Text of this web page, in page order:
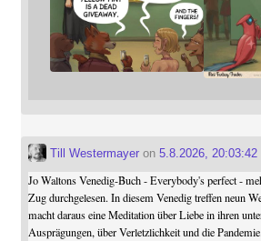
Till Westermayeron 5.8.2026, 20:03:42
Jo Waltons Venedig-Buch - Everybody's perfect -
Zug durchgelesen. In diesem Venedig treffen neun
macht daraus eine Meditation über Liebe in ihren
Ausprägungen, über Verletzlichkeit und die Pandemie.